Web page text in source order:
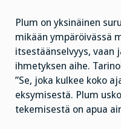
Plum on yksinäinen
mikään ympäröivässä
itsestäänselvyys, vaan
ihmetyksen aihe.
”Se, joka kulkee koko
eksymisestä. Plum
tekemisestä on apua